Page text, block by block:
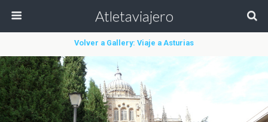
Atletaviajero
Volver a Gallery: Viaje a Asturias